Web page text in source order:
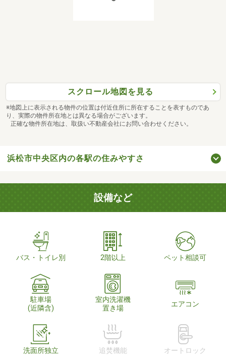
スクロール地図を見る
※地図上に表示される物件の位置は付近住所に所在することを表すものであ
り、実際の物件所在地とは異なる場合がございます。
正確な物件所在地は、取扱い不動産会社にお問い合わせください。
浜松市中央区内の各駅の住みやすさ
設備など
バス・トイレ別 2階以上 ペット相談可
駐車場
(近隣含)
室内洗濯機
置き場
エアコン
洗面所独立 追焚機能 オートロック